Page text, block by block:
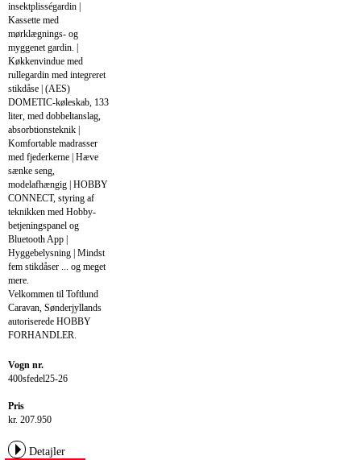
insektplisségardin |
Kassette med
mørklægnings- og
myggenet gardin. |
Køkkenvindue med
rullegardin med integreret
stikdåse | (AES)
DOMETIC-køleskab, 133
liter, med dobbeltanslag,
absorbtionsteknik |
Komfortable madrasser
med fjederkerne | Hæve
sænke seng,
modelafhængig | HOBBY
CONNECT, styring af
teknikken med Hobby-
betjeningspanel og
Bluetooth App |
Hyggebelysning | Mindst
fem stikdåser ... og meget
mere.
Velkommen til Toftlund
Caravan, Sønderjyllands
autoriserede HOBBY
FORHANDLER.
Vogn nr.
400sfedel25-26
Pris
kr. 207.950
Detajler